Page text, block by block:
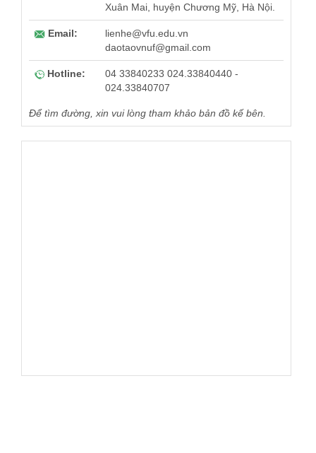
Xuân Mai, huyện Chương Mỹ, Hà Nội.
Email:
lienhe@vfu.edu.vn
daotaovnuf@gmail.com
Hotline:
04 33840233 024.33840440 -
024.33840707
Để tìm đường, xin vui lòng tham khảo bản đồ kế bên.